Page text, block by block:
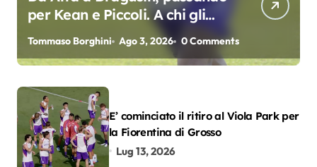
per Kean e Piccoli. A chi gli
oscar del precampionato?
Tommaso Borghini Ago 3, 2026 0 Comments
E’ cominciato il ritiro al Viola Park per
la Fiorentina di Grosso
Lug 13, 2026